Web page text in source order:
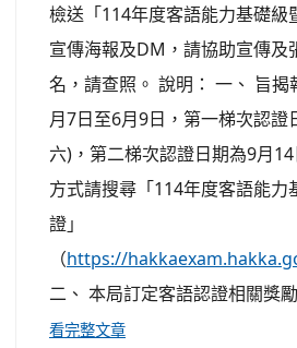
檢送「114年度客語能力基礎級
宣傳海報及DM，請協助宣傳及
名，請查照。 說明： 一、 旨
月7日至6月9日，第一梯次認證
六)，第二梯次認證日期為9月
方式請搜尋「114年度客語能力
證」
（https://
二、 本局訂定客語認證相關獎
看完整文章